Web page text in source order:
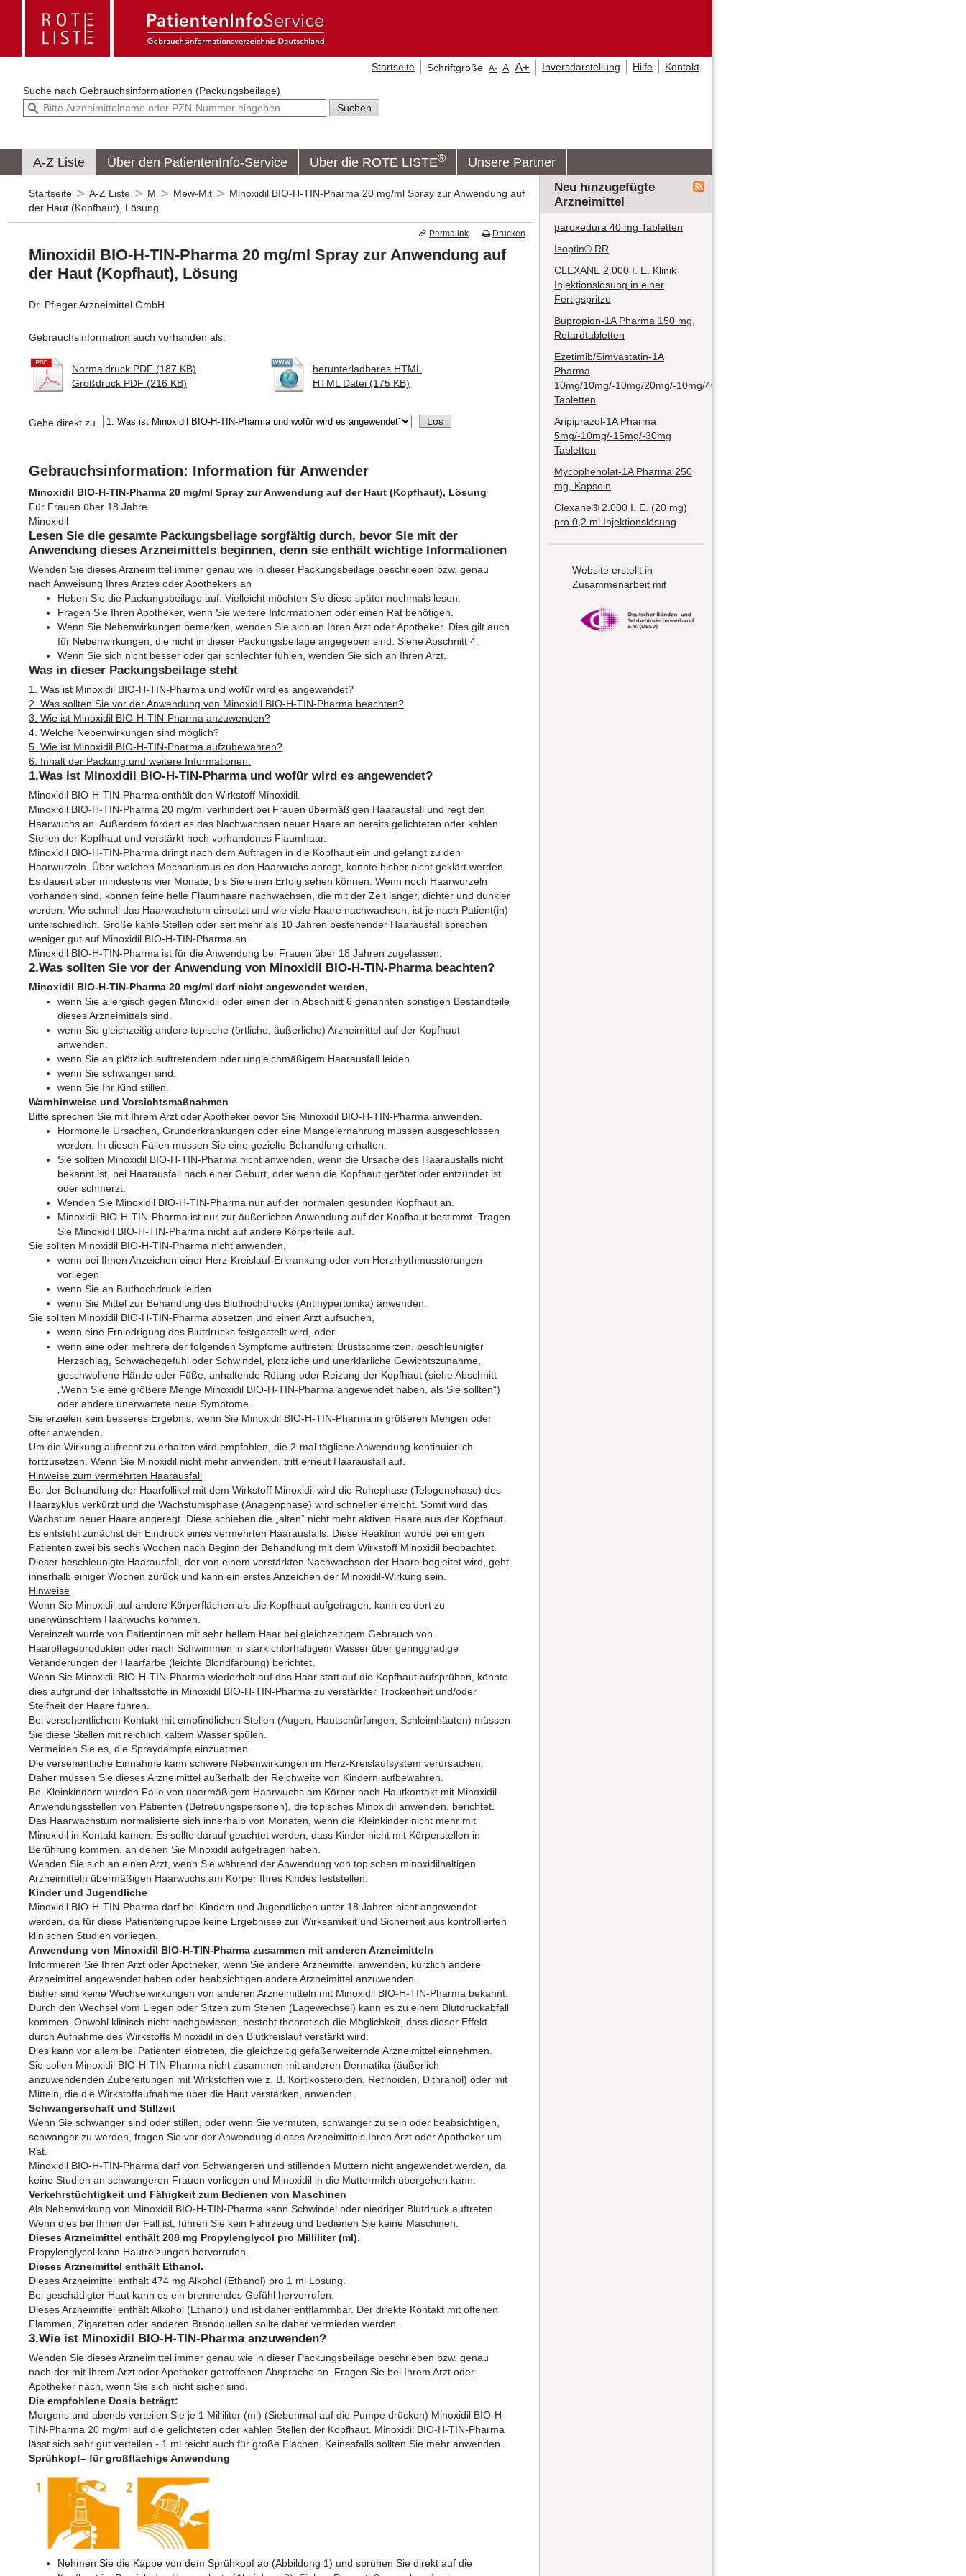
Suche nach Gebrauchsinformationen (Packungsbeilage)
A-Z Liste Über den PatientenInfo-Service Über die ROTE LISTE® Unsere Partner
Startseite Schriftgröße A- A A+ Inversdarstellung Hilfe Kontakt
Startseite A-Z Liste M Mew-Mit
Minoxidil BIO-H-TIN-Pharma 20 mg/ml Spray zur Anwendung auf
der Haut (Kopfhaut), Lösung
Minoxidil BIO-H-TIN-Pharma 20 mg/ml Spray zur Anwendung auf
der Haut (Kopfhaut), Lösung
Dr. Pfleger Arzneimittel GmbH
Gebrauchsinformation auch vorhanden als:
Normaldruck PDF (187 KB)
Großdruck PDF (216 KB)
herunterladbares HTML
HTML Datei (175 KB)
Gehe direkt zu
Gebrauchsinformation: Information für Anwender
Minoxidil BIO-H-TIN-Pharma 20 mg/ml Spray zur Anwendung auf der Haut (Kopfhaut), Lösung
Für Frauen über 18 Jahre
Minoxidil
Lesen Sie die gesamte Packungsbeilage sorgfältig durch, bevor Sie mit der
Anwendung dieses Arzneimittels beginnen, denn sie enthält wichtige Informationen
Wenden Sie dieses Arzneimittel immer genau wie in dieser Packungsbeilage beschrieben bzw. genau
nach Anweisung Ihres Arztes oder Apothekers an
Heben Sie die Packungsbeilage auf. Vielleicht möchten Sie diese später nochmals lesen.
Fragen Sie Ihren Apotheker, wenn Sie weitere Informationen oder einen Rat benötigen.
Wenn Sie Nebenwirkungen bemerken, wenden Sie sich an Ihren Arzt oder Apotheker. Dies gilt auch
für Nebenwirkungen, die nicht in dieser Packungsbeilage angegeben sind. Siehe Abschnitt 4.
Wenn Sie sich nicht besser oder gar schlechter fühlen, wenden Sie sich an Ihren Arzt.
Was in dieser Packungsbeilage steht
1. Was ist Minoxidil BIO-H-TIN-Pharma und wofür wird es angewendet?
2. Was sollten Sie vor der Anwendung von Minoxidil BIO-H-TIN-Pharma beachten?
3. Wie ist Minoxidil BIO-H-TIN-Pharma anzuwenden?
4. Welche Nebenwirkungen sind möglich?
5. Wie ist Minoxidil BIO-H-TIN-Pharma aufzubewahren?
6. Inhalt der Packung und weitere Informationen.
1.Was ist Minoxidil BIO-H-TIN-Pharma und wofür wird es angewendet?
Minoxidil BIO-H-TIN-Pharma enthält den Wirkstoff Minoxidil.
Minoxidil BIO-H-TIN-Pharma 20 mg/ml verhindert bei Frauen übermäßigen Haarausfall und regt den
Haarwuchs an. Außerdem fördert es das Nachwachsen neuer Haare an bereits gelichteten oder kahlen
Stellen der Kopfhaut und verstärkt noch vorhandenes Flaumhaar.
Minoxidil BIO-H-TIN-Pharma dringt nach dem Auftragen in die Kopfhaut ein und gelangt zu den
Haarwurzeln. Über welchen Mechanismus es den Haarwuchs anregt, konnte bisher nicht geklärt werden.
Es dauert aber mindestens vier Monate, bis Sie einen Erfolg sehen können. Wenn noch Haarwurzeln
vorhanden sind, können feine helle Flaumhaare nachwachsen, die mit der Zeit länger, dichter und dunkler
werden. Wie schnell das Haarwachstum einsetzt und wie viele Haare nachwachsen, ist je nach Patient(in)
unterschiedlich. Große kahle Stellen oder seit mehr als 10 Jahren bestehender Haarausfall sprechen
weniger gut auf Minoxidil BIO-H-TIN-Pharma an.
Minoxidil BIO-H-TIN-Pharma ist für die Anwendung bei Frauen über 18 Jahren zugelassen.
2.Was sollten Sie vor der Anwendung von Minoxidil BIO-H-TIN-Pharma beachten?
Minoxidil BIO-H-TIN-Pharma 20 mg/ml darf nicht angewendet werden,
wenn Sie allergisch gegen Minoxidil oder einen der in Abschnitt 6 genannten sonstigen Bestandteile
dieses Arzneimittels sind.
wenn Sie gleichzeitig andere topische (örtliche, äußerliche) Arzneimittel auf der Kopfhaut
anwenden.
wenn Sie an plötzlich auftretendem oder ungleichmäßigem Haarausfall leiden.
wenn Sie schwanger sind.
wenn Sie Ihr Kind stillen.
Warnhinweise und Vorsichtsmaßnahmen
Bitte sprechen Sie mit Ihrem Arzt oder Apotheker bevor Sie Minoxidil BIO-H-TIN-Pharma anwenden.
Hormonelle Ursachen, Grunderkrankungen oder eine Mangelernährung müssen ausgeschlossen
werden. In diesen Fällen müssen Sie eine gezielte Behandlung erhalten.
Sie sollten Minoxidil BIO-H-TIN-Pharma nicht anwenden, wenn die Ursache des Haarausfalls nicht
bekannt ist, bei Haarausfall nach einer Geburt, oder wenn die Kopfhaut gerötet oder entzündet ist
oder schmerzt.
Wenden Sie Minoxidil BIO-H-TIN-Pharma nur auf der normalen gesunden Kopfhaut an.
Minoxidil BIO-H-TIN-Pharma ist nur zur äußerlichen Anwendung auf der Kopfhaut bestimmt. Tragen
Sie Minoxidil BIO-H-TIN-Pharma nicht auf andere Körperteile auf.
Sie sollten Minoxidil BIO-H-TIN-Pharma nicht anwenden,
wenn bei Ihnen Anzeichen einer Herz-Kreislauf-Erkrankung oder von Herzrhythmusstörungen
vorliegen
wenn Sie an Bluthochdruck leiden
wenn Sie Mittel zur Behandlung des Bluthochdrucks (Antihypertonika) anwenden.
Sie sollten Minoxidil BIO-H-TIN-Pharma absetzen und einen Arzt aufsuchen,
wenn eine Erniedrigung des Blutdrucks festgestellt wird, oder
wenn eine oder mehrere der folgenden Symptome auftreten: Brustschmerzen, beschleunigter
Herzschlag, Schwächegefühl oder Schwindel, plötzliche und unerklärliche Gewichtszunahme,
geschwollene Hände oder Füße, anhaltende Rötung oder Reizung der Kopfhaut (siehe Abschnitt
„Wenn Sie eine größere Menge Minoxidil BIO-H-TIN-Pharma angewendet haben, als Sie sollten“)
oder andere unerwartete neue Symptome.
Sie erzielen kein besseres Ergebnis, wenn Sie Minoxidil BIO-H-TIN-Pharma in größeren Mengen oder
öfter anwenden.
Um die Wirkung aufrecht zu erhalten wird empfohlen, die 2-mal tägliche Anwendung kontinuierlich
fortzusetzen. Wenn Sie Minoxidil nicht mehr anwenden, tritt erneut Haarausfall auf.
Hinweise zum vermehrten Haarausfall
Bei der Behandlung der Haarfollikel mit dem Wirkstoff Minoxidil wird die Ruhephase (Telogenphase) des
Haarzyklus verkürzt und die Wachstumsphase (Anagenphase) wird schneller erreicht. Somit wird das
Wachstum neuer Haare angeregt. Diese schieben die „alten“ nicht mehr aktiven Haare aus der Kopfhaut.
Es entsteht zunächst der Eindruck eines vermehrten Haarausfalls. Diese Reaktion wurde bei einigen
Patienten zwei bis sechs Wochen nach Beginn der Behandlung mit dem Wirkstoff Minoxidil beobachtet.
Dieser beschleunigte Haarausfall, der von einem verstärkten Nachwachsen der Haare begleitet wird, geht
innerhalb einiger Wochen zurück und kann ein erstes Anzeichen der Minoxidil-Wirkung sein.
Hinweise
Wenn Sie Minoxidil auf andere Körperflächen als die Kopfhaut aufgetragen, kann es dort zu
unerwünschtem Haarwuchs kommen.
Vereinzelt wurde von Patientinnen mit sehr hellem Haar bei gleichzeitigem Gebrauch von
Haarpflegeprodukten oder nach Schwimmen in stark chlorhaltigem Wasser über geringgradige
Veränderungen der Haarfarbe (leichte Blondfärbung) berichtet.
Wenn Sie Minoxidil BIO-H-TIN-Pharma wiederholt auf das Haar statt auf die Kopfhaut aufsprühen, könnte
dies aufgrund der Inhaltsstoffe in Minoxidil BIO-H-TIN-Pharma zu verstärkter Trockenheit und/oder
Steifheit der Haare führen.
Bei versehentlichem Kontakt mit empfindlichen Stellen (Augen, Hautschürfungen, Schleimhäuten) müssen
Sie diese Stellen mit reichlich kaltem Wasser spülen.
Vermeiden Sie es, die Spraydämpfe einzuatmen.
Die versehentliche Einnahme kann schwere Nebenwirkungen im Herz-Kreislaufsystem verursachen.
Daher müssen Sie dieses Arzneimittel außerhalb der Reichweite von Kindern aufbewahren.
Bei Kleinkindern wurden Fälle von übermäßigem Haarwuchs am Körper nach Hautkontakt mit Minoxidil-
Anwendungsstellen von Patienten (Betreuungspersonen), die topisches Minoxidil anwenden, berichtet.
Das Haarwachstum normalisierte sich innerhalb von Monaten, wenn die Kleinkinder nicht mehr mit
Minoxidil in Kontakt kamen. Es sollte darauf geachtet werden, dass Kinder nicht mit Körperstellen in
Berührung kommen, an denen Sie Minoxidil aufgetragen haben.
Wenden Sie sich an einen Arzt, wenn Sie während der Anwendung von topischen minoxidilhaltigen
Arzneimitteln übermäßigen Haarwuchs am Körper Ihres Kindes feststellen.
Kinder und Jugendliche
Minoxidil BIO-H-TIN-Pharma darf bei Kindern und Jugendlichen unter 18 Jahren nicht angewendet
werden, da für diese Patientengruppe keine Ergebnisse zur Wirksamkeit und Sicherheit aus kontrollierten
klinischen Studien vorliegen.
Anwendung von Minoxidil BIO-H-TIN-Pharma zusammen mit anderen Arzneimitteln
Informieren Sie Ihren Arzt oder Apotheker, wenn Sie andere Arzneimittel anwenden, kürzlich andere
Arzneimittel angewendet haben oder beabsichtigen andere Arzneimittel anzuwenden.
Bisher sind keine Wechselwirkungen von anderen Arzneimitteln mit Minoxidil BIO-H-TIN-Pharma bekannt.
Durch den Wechsel vom Liegen oder Sitzen zum Stehen (Lagewechsel) kann es zu einem Blutdruckabfall
kommen. Obwohl klinisch nicht nachgewiesen, besteht theoretisch die Möglichkeit, dass dieser Effekt
durch Aufnahme des Wirkstoffs Minoxidil in den Blutkreislauf verstärkt wird.
Dies kann vor allem bei Patienten eintreten, die gleichzeitig gefäßerweiternde Arzneimittel einnehmen.
Sie sollen Minoxidil BIO-H-TIN-Pharma nicht zusammen mit anderen Dermatika (äußerlich
anzuwendenden Zubereitungen mit Wirkstoffen wie z. B. Kortikosteroiden, Retinoiden, Dithranol) oder mit
Mitteln, die die Wirkstoffaufnahme über die Haut verstärken, anwenden.
Schwangerschaft und Stillzeit
Wenn Sie schwanger sind oder stillen, oder wenn Sie vermuten, schwanger zu sein oder beabsichtigen,
schwanger zu werden, fragen Sie vor der Anwendung dieses Arzneimittels Ihren Arzt oder Apotheker um
Rat.
Minoxidil BIO-H-TIN-Pharma darf von Schwangeren und stillenden Müttern nicht angewendet werden, da
keine Studien an schwangeren Frauen vorliegen und Minoxidil in die Muttermilch übergehen kann.
Verkehrstüchtigkeit und Fähigkeit zum Bedienen von Maschinen
Als Nebenwirkung von Minoxidil BIO-H-TIN-Pharma kann Schwindel oder niedriger Blutdruck auftreten.
Wenn dies bei Ihnen der Fall ist, führen Sie kein Fahrzeug und bedienen Sie keine Maschinen.
Dieses Arzneimittel enthält 208 mg Propylenglycol pro Milliliter (ml).
Propylenglycol kann Hautreizungen hervorrufen.
Dieses Arzneimittel enthält Ethanol.
Dieses Arzneimittel enthält 474 mg Alkohol (Ethanol) pro 1 ml Lösung.
Bei geschädigter Haut kann es ein brennendes Gefühl hervorrufen.
Dieses Arzneimittel enthält Alkohol (Ethanol) und ist daher entflammbar. Der direkte Kontakt mit offenen
Flammen, Zigaretten oder anderen Brandquellen sollte daher vermieden werden.
3.Wie ist Minoxidil BIO-H-TIN-Pharma anzuwenden?
Wenden Sie dieses Arzneimittel immer genau wie in dieser Packungsbeilage beschrieben bzw. genau
nach der mit Ihrem Arzt oder Apotheker getroffenen Absprache an. Fragen Sie bei Ihrem Arzt oder
Apotheker nach, wenn Sie sich nicht sicher sind.
Die empfohlene Dosis beträgt:
Morgens und abends verteilen Sie je 1 Milliliter (ml) (Siebenmal auf die Pumpe drücken) Minoxidil BIO-H-
TIN-Pharma 20 mg/ml auf die gelichteten oder kahlen Stellen der Kopfhaut. Minoxidil BIO-H-TIN-Pharma
lässt sich sehr gut verteilen - 1 ml reicht auch für große Flächen. Keinesfalls sollten Sie mehr anwenden.
Sprühkopf– für großflächige Anwendung
Nehmen Sie die Kappe von dem Sprühkopf ab (Abbildung 1) und sprühen Sie direkt auf die
Permalink Drucken
Neu hinzugefügte
Arzneimittel
paroxedura 40 mg Tabletten
Isoptin® RR
CLEXANE 2.000 I. E. Klinik
Injektionslösung in einer
Fertigspritze
Bupropion-1A Pharma 150 mg,
Retardtabletten
Ezetimib/Simvastatin-1A
Pharma
10mg/10mg/-10mg/20mg/-10mg/40mg/-10mg/80mg
Tabletten
Aripiprazol-1A Pharma
5mg/-10mg/-15mg/-30mg
Tabletten
Mycophenolat-1A Pharma 250
mg, Kapseln
Clexane® 2.000 I. E. (20 mg)
pro 0,2 ml Injektionslösung
Website erstellt in
Zusammenarbeit mit